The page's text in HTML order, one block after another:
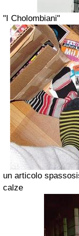
"I Cholombiani"
un articolo
calze